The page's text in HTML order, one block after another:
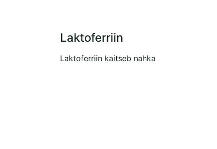
Laktoferriin
Laktoferriin kaitseb nahka